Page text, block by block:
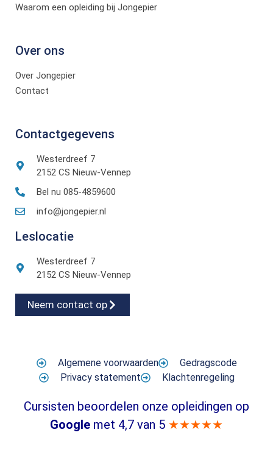
Waarom een opleiding bij Jongepier
Over ons
Over Jongepier
Contact
Contactgegevens
Westerdreef 7
2152 CS Nieuw-Vennep
Bel nu 085-4859600
info@jongepier.nl
Leslocatie
Westerdreef 7
2152 CS Nieuw-Vennep
Neem contact op
Algemene voorwaarden
Gedragscode
Privacy statement
Klachtenregeling
Cursisten beoordelen onze opleidingen op
Google met 4,7 van 5 ★★★★★